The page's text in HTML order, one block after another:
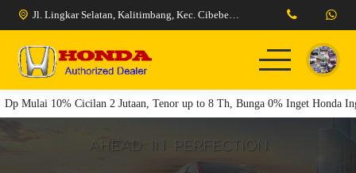
Jl. Lingkar Selatan, Kalitimbang, Kec. Cibeber, Kota Cilegon, Banten 42424
Home Model Kendaraan Berita Pricelist Tentang Kami
Dp Mulai 10% Cicilan 2 Jutaan, Tenor up to 8 Th, Bunga 0% Inget Honda